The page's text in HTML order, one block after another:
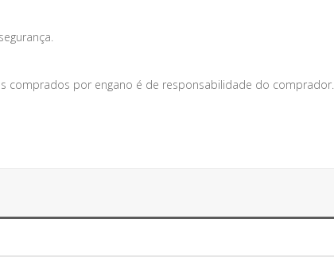
comprados por engano é de responsabilidade do comprador.